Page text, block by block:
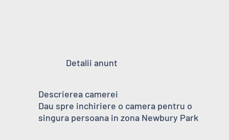
Detalii anunt
Descrierea camerei
Dau spre inchiriere o camera pentru o
singura persoana in zona Newbury Park